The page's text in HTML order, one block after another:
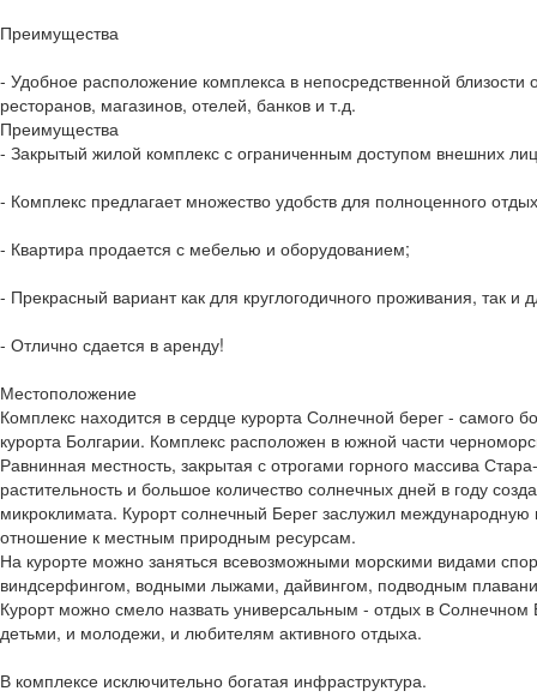
Преимущества
- Удобное расположение комплекса в непосредственной близости
ресторанов, магазинов, отелей, банков и т.д.
Преимущества
- Закрытый жилой комплекс с ограниченным доступом внешних
- Комплекс предлагает множество удобств для полноценного
- Квартира продается с мебелью и оборудованием;
- Прекрасный вариант как для круглогодичного проживания, так и
- Отлично сдается в аренду!
Местоположение
Комплекс находится в сердце курорта Солнечной берег - самого
курорта Болгарии. Комплекс расположен в южной части
Равнинная местность, закрытая с отрогами горного массива
растительность и большое количество солнечных дней в году
микроклимата. Курорт солнечный Берег заслужил
отношение к местным природным ресурсам.
На курорте можно заняться всевозможными морскими видами
виндсерфингом, водными лыжами, дайвингом, подводным
Курорт можно смело назвать универсальным - отдых в Солнечном
детьми, и молодежи, и любителям активного отдыха.
В комплексе исключительно богатая инфраструктура.